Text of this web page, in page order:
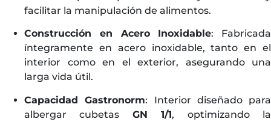
facilitar la manipulación de alimentos.
Construcción en Acero Inoxidable: Fabricada
íntegramente en acero inoxidable, tanto en el
interior como en el exterior, asegurando una
larga vida útil.
Capacidad Gastronorm: Interior diseñado para
albergar cubetas GN 1/1, optimizando la